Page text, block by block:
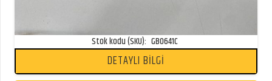
Stok kodu (SKU): GB0641C
DETAYLI BİLGİ